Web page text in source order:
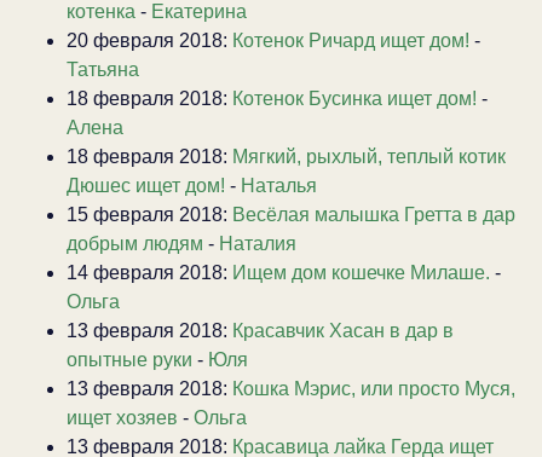
котенка - Екатерина
20 февраля 2018: Котенок Ричард ищет дом! -
Татьяна
18 февраля 2018: Котенок Бусинка ищет дом! -
Алена
18 февраля 2018: Мягкий, рыхлый, теплый котик
Дюшес ищет дом! - Наталья
15 февраля 2018: Весёлая малышка Гретта в дар
добрым людям - Наталия
14 февраля 2018: Ищем дом кошечке Милаше. -
Ольга
13 февраля 2018: Красавчик Хасан в дар в
опытные руки - Юля
13 февраля 2018: Кошка Мэрис, или просто Муся,
ищет хозяев - Ольга
13 февраля 2018: Красавица лайка Герда ищет